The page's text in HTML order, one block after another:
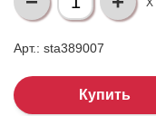
X
Арт.: sta389007